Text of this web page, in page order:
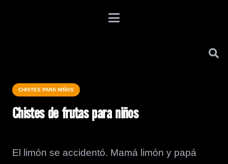
CHISTES PARA NIÑOS
Chistes de frutas para niños
El limón se accidentó. Mamá limón y papá